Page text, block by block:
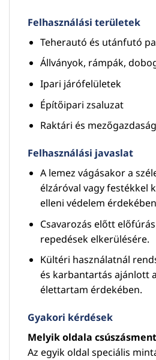
Felhasználási területek
Teherautó és utánfutó
Állványok, rámpák,
Ipari járófelületek
Építőipari zsaluzat
Raktári és
Felhasználási javaslat
A lemez vágásakor a
élzáróval vagy festékkel
elleni védelem
Csavarozás előtt
repedések elkerülésére.
Kültéri használatnál
és karbantartás ajánlott
élettartam érdekében.
Gyakori kérdések
Melyik oldala
Az egyik oldal speciális